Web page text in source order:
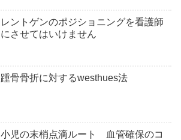
レントゲンのポジショニングを看護師
にさせてはいけません
踵骨骨折に対するwesthues法
小児の末梢点滴ルート 血管確保のコ